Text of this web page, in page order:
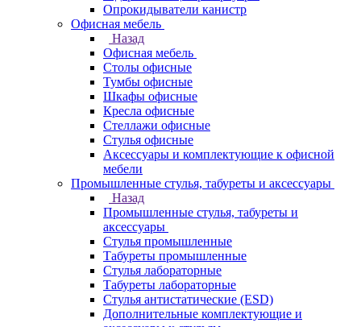
Опрокидыватели канистр
Офисная мебель
Назад
Офисная мебель
Столы офисные
Тумбы офисные
Шкафы офисные
Кресла офисные
Стеллажи офисные
Стулья офисные
Аксессуары и комплектующие к офисной
мебели
Промышленные стулья, табуреты и аксессуары
Назад
Промышленные стулья, табуреты и
аксессуары
Стулья промышленные
Табуреты промышленные
Стулья лабораторные
Табуреты лабораторные
Стулья антистатические (ESD)
Дополнительные комплектующие и